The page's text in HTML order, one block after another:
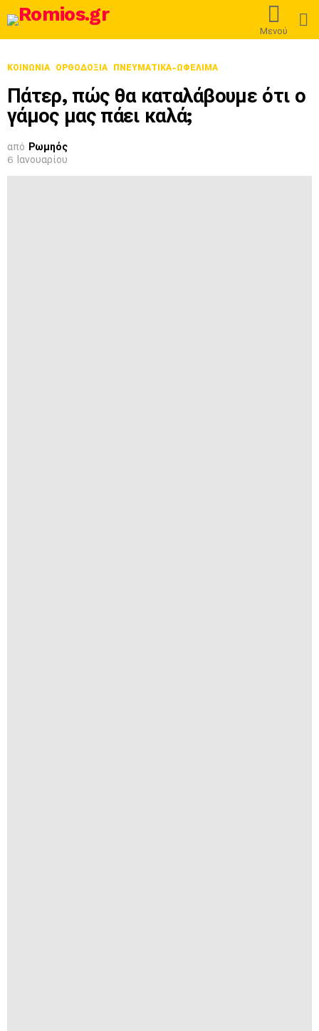
Μενού
ΚΟΙΝΩΝΙΑ ΟΡΘΟΔΟΞΊΑ ΠΝΕΥΜΑΤΙΚΑ-ΩΦΕΛΙΜΑ
Πάτερ, πώς θα καταλάβουμε ότι ο
γάμος μας πάει καλά;
από Ρωμηός
6 Ιανουαρίου